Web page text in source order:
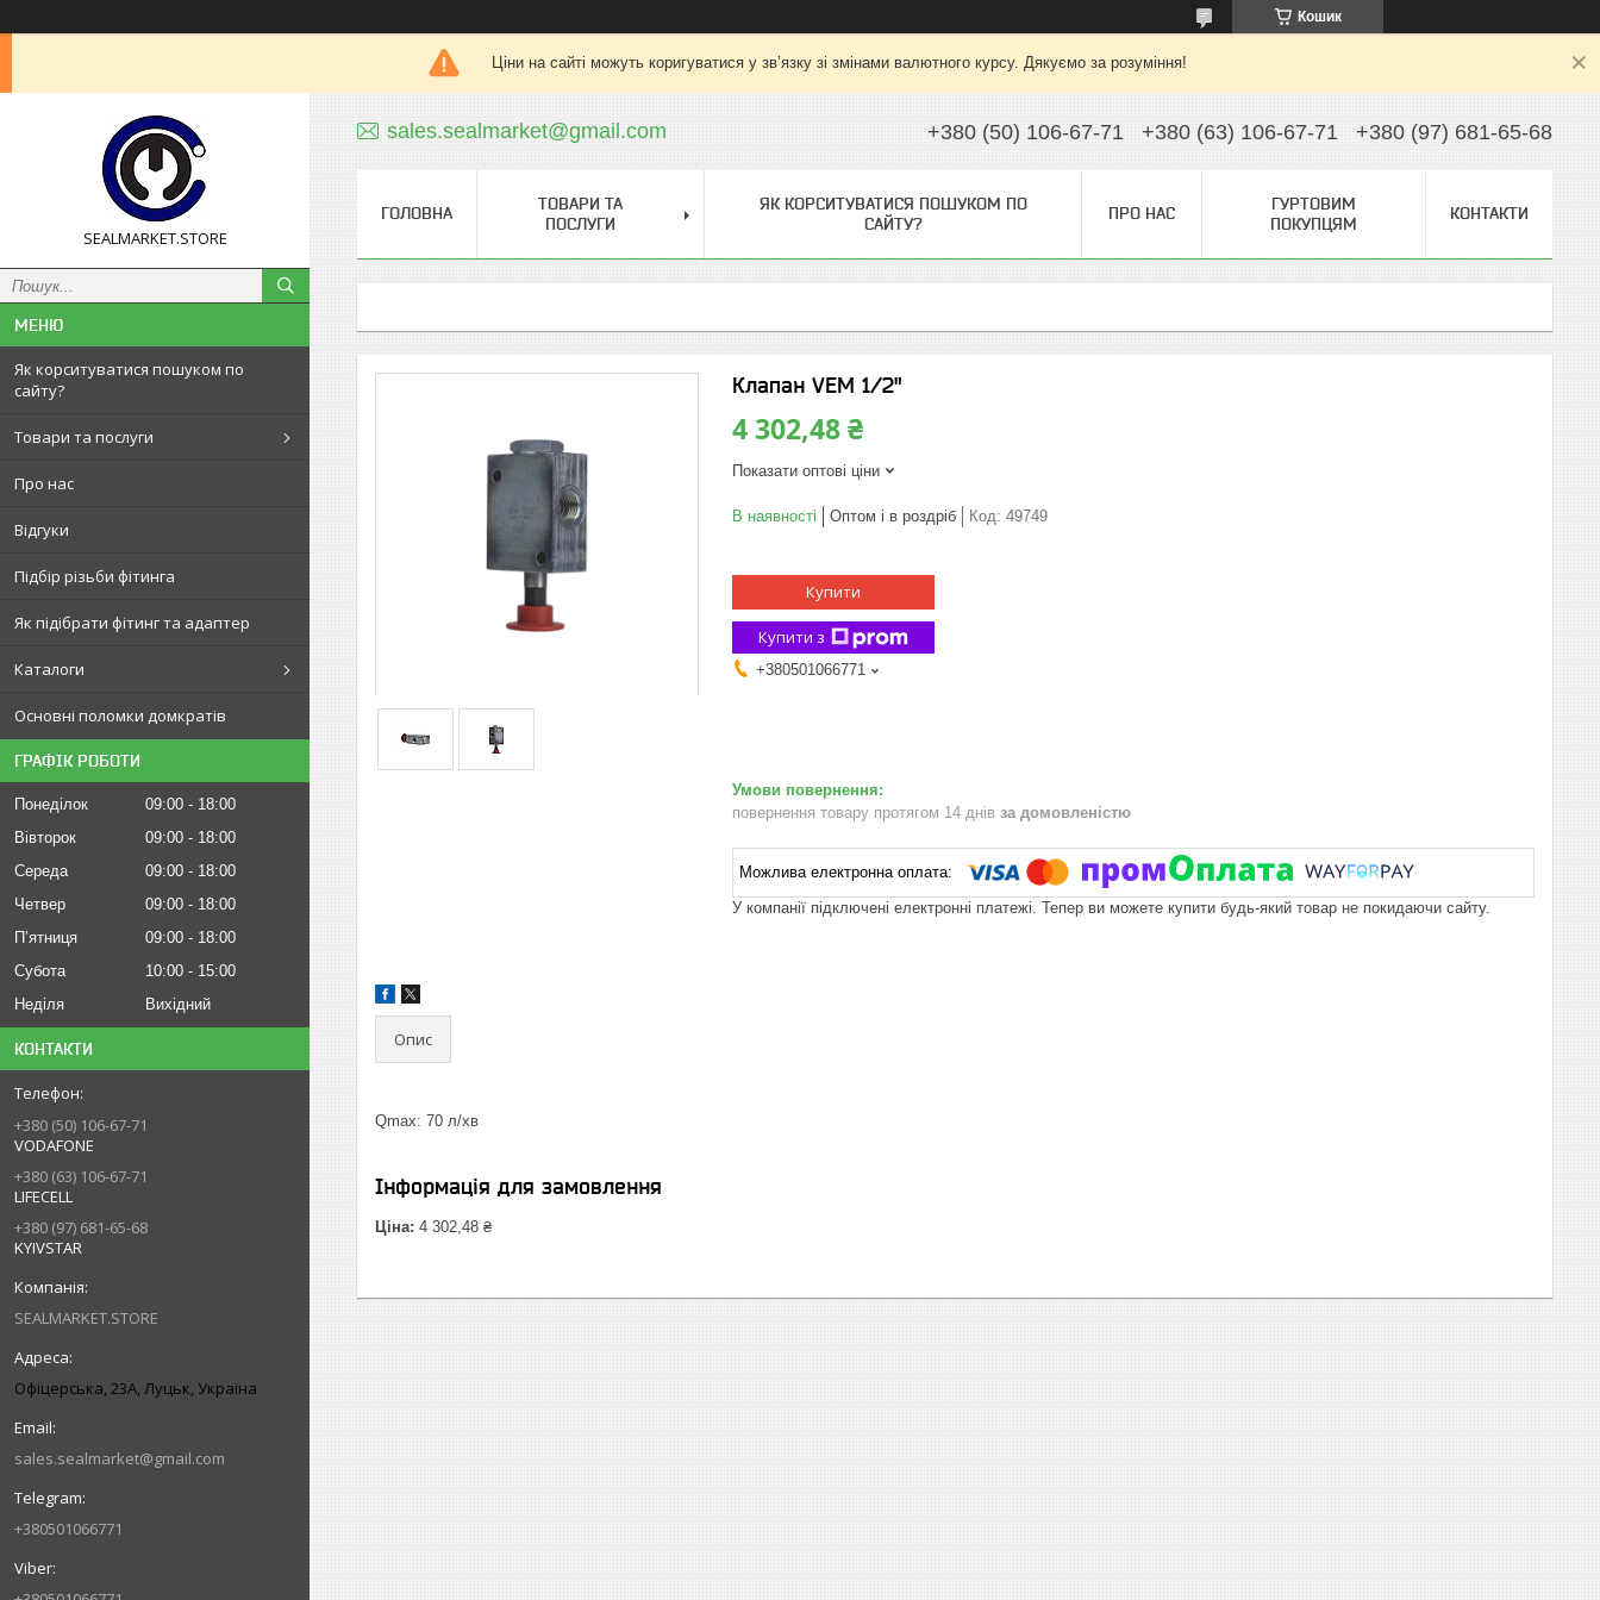
Кошик
Ціни на сайті можуть коригуватися у зв’язку зі змінами валютного курсу. Дякуємо за розуміння!
SEALMARKET.STORE
Як корситуватися пошуком по
сайту?
Товари та послуги
Про нас
Відгуки
Підбір різьби фітинга
Як підібрати фітинг та адаптер
Каталоги
Основні поломки домкратів
ГРАФІК РОБОТИ
Понеділок 09:00
18:00
Вівторок
09:00
18:00
Середа
09:00
18:00
Четвер
09:00
18:00
Пʼятниця
09:00
18:00
Субота
10:00
15:00
Неділя
Вихідний
КОНТАКТИ
+380 (50) 106-67-71
VODAFONE
+380 (63) 106-67-71
LIFECELL
+380 (97) 681-65-68
KYIVSTAR
SEALMARKET.STORE
Офіцерська, 23А, Луцьк, Україна
sales.sealmarket@gmail.com
+380501066771
sales.sealmarket@gmail.com +380 (50) 106-67-71 +380 (63) 106-67-71 +380 (97) 681-65-68
ГОЛОВНА
ТОВАРИ ТА
ПОСЛУГИ
ЯК КОРСИТУВАТИСЯ ПОШУКОМ ПО
САЙТУ?
ПРО НАС
ГУРТОВИМ
ПОКУПЦЯМ
КОНТАКТИ
Клапан VEM 1/2"
4 302,48 ₴
Показати оптові ціни
В наявності Оптом і в роздріб Код: 49749
Купити
Купити з
+380501066771
повернення товару протягом 14 днів за домовленістю
У компанії підключені електронні платежі. Тепер ви можете купити будь-який товар не покидаючи сайту.
Опис
Qmax: 70 л/хв
Інформація для замовлення
Ціна: 4 302,48 ₴